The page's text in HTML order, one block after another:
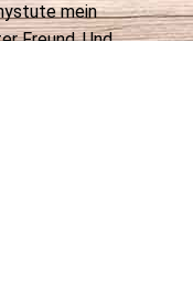
mein
Freund. Und